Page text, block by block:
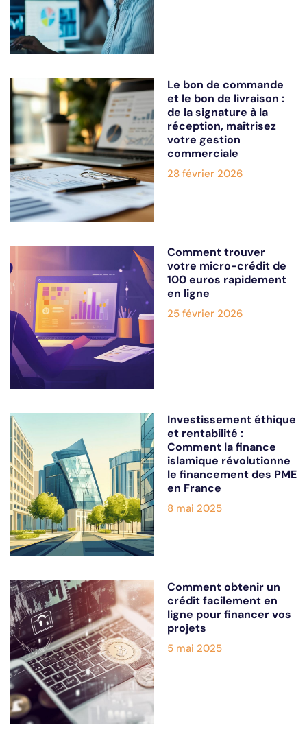
Le bon de commande
et le bon de livraison :
de la signature à la
réception, maîtrisez
votre gestion
commerciale
28 février 2026
Comment trouver
votre micro-crédit de
100 euros rapidement
en ligne
25 février 2026
Investissement éthique
et rentabilité :
Comment la finance
islamique révolutionne
le financement des PME
en France
8 mai 2025
Comment obtenir un
crédit facilement en
ligne pour financer vos
projets
5 mai 2025